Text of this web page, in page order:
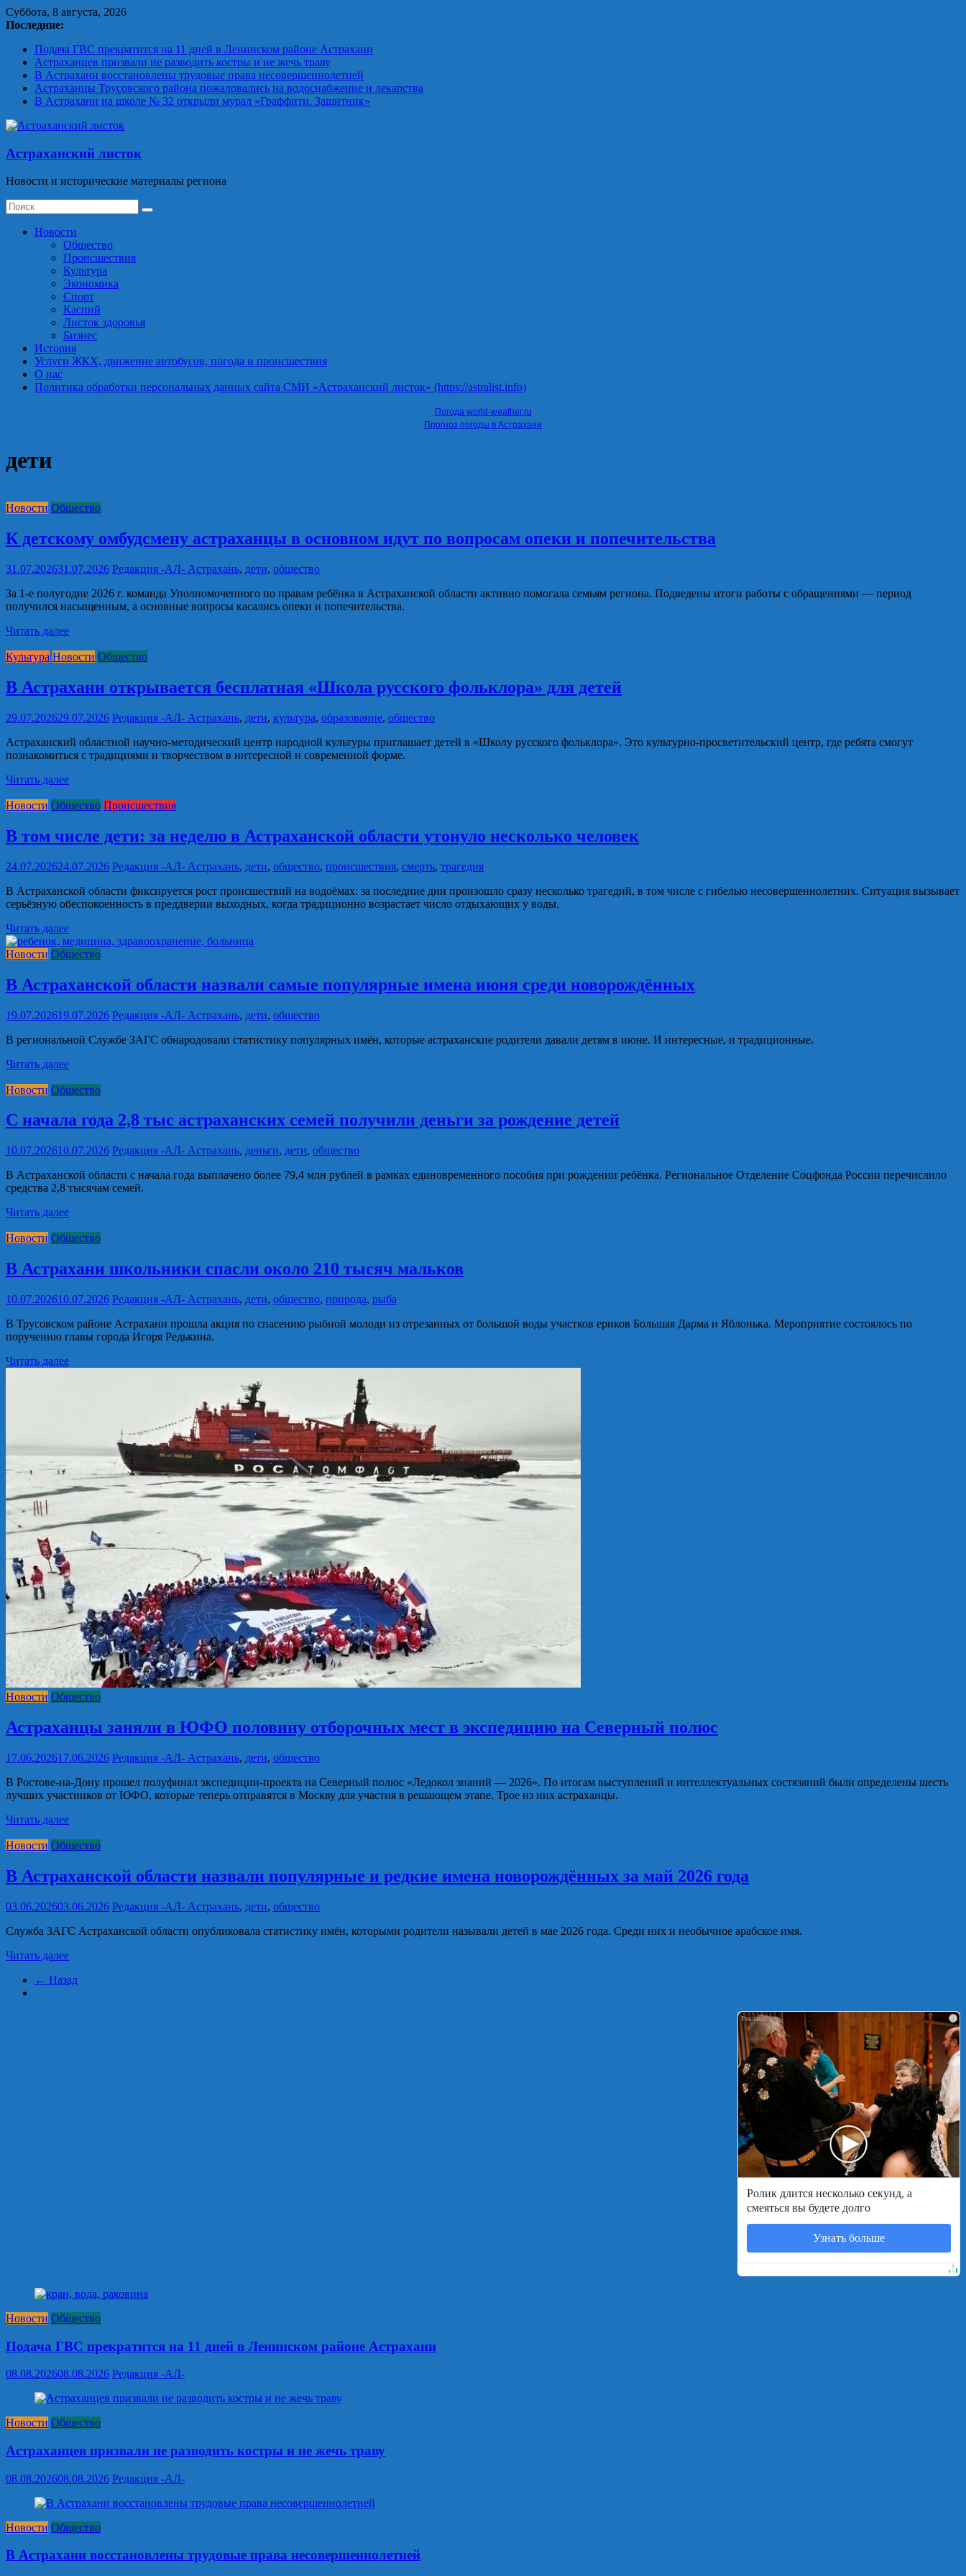
Skip
to
Суббота, 8 августа, 2026
Последние:
Подача ГВС прекратится на 11 дней в Ленинском районе Астрахани
Астраханцев призвали не разводить костры и не жечь траву
В Астрахани восстановлены трудовые права несовершеннолетней
Астраханцы Трусовского района пожаловались на водоснабжение и лекарства
В Астрахани на школе № 32 открыли мурал «Граффити. Защитник»
Астраханский листок
Новости и исторические материалы региона
Новости
Общество
Происшествия
Культура
Экономика
Спорт
Каспий
Листок здоровья
Бизнес
История
Услуги ЖКХ, движение автобусов, погода и происшествия
О нас
Политика обработки персональных данных сайта СМИ «Астраханский листок» (https://astralist.info)
Погода world-weather.ru
Прогноз погоды в Астрахани
дети
Новости Общество
К детскому омбудсмену астраханцы в основном идут по вопросам опеки и попечительства
31.07.202631.07.2026 Редакция -АЛ- Астрахань, дети, общество
За 1-е полугодие 2026 г. команда Уполномоченного по правам ребёнка в Астраханской области активно помогала семьям региона. Подведены итоги работы с обращениями — период
получился насыщенным, а основные вопросы касались опеки и попечительства.
Читать далее
Культура Новости Общество
В Астрахани открывается бесплатная «Школа русского фольклора» для детей
29.07.202629.07.2026 Редакция -АЛ- Астрахань, дети, культура, образование, общество
Астраханский областной научно-методический центр народной культуры приглашает детей в «Школу русского фольклора». Это культурно‑просветительский центр, где ребята смогут
познакомиться с традициями и творчеством в интересной и современной форме.
Читать далее
Новости Общество Происшествия
В том числе дети: за неделю в Астраханской области утонуло несколько человек
24.07.202624.07.2026 Редакция -АЛ- Астрахань, дети, общество, происшествия, смерть, трагедия
В Астраханской области фиксируется рост происшествий на водоёмах: за последние дни произошло сразу несколько трагедий, в том числе с гибелью несовершеннолетних. Ситуация вызывает
серьёзную обеспокоенность в преддверии выходных, когда традиционно возрастает число отдыхающих у воды.
Читать далее
Новости Общество
В Астраханской области назвали самые популярные имена июня среди новорождённых
19.07.202619.07.2026 Редакция -АЛ- Астрахань, дети, общество
В региональной Службе ЗАГС обнародовали статистику популярных имён, которые астраханские родители давали детям в июне. И интересные, и традиционные.
Читать далее
Новости Общество
С начала года 2,8 тыс астраханских семей получили деньги за рождение детей
10.07.202610.07.2026 Редакция -АЛ- Астрахань, деньги, дети, общество
В Астраханской области с начала года выплачено более 79,4 млн рублей в рамках единовременного пособия при рождении ребёнка. Региональное Отделение Соцфонда России перечислило
средства 2,8 тысячам семей.
Читать далее
Новости Общество
В Астрахани школьники спасли около 210 тысяч мальков
10.07.202610.07.2026 Редакция -АЛ- Астрахань, дети, общество, природа, рыба
В Трусовском районе Астрахани прошла акция по спасению рыбной молоди из отрезанных от большой воды участков ериков Большая Дарма и Яблонька. Мероприятие состоялось по
поручению главы города Игоря Редькина.
Читать далее
Новости Общество
Астраханцы заняли в ЮФО половину отборочных мест в экспедицию на Северный полюс
17.06.202617.06.2026 Редакция -АЛ- Астрахань, дети, общество
В Ростове-на-Дону прошел полуфинал экспедиции-проекта на Северный полюс «Ледокол знаний — 2026». По итогам выступлений и интеллектуальных состязаний были определены шесть
лучших участников от ЮФО, которые теперь отправятся в Москву для участия в решающем этапе. Трое из них астраханцы.
Читать далее
Новости Общество
В Астраханской области назвали популярные и редкие имена новорождённых за май 2026 года
03.06.202603.06.2026 Редакция -АЛ- Астрахань, дети, общество
Служба ЗАГС Астраханской области опубликовала статистику имён, которыми родители называли детей в мае 2026 года. Среди них и необычное арабское имя.
Читать далее
← Назад
i
Ролик длится несколько секунд, а
смеяться вы будете долго
Узнать больше
Новости Общество
Подача ГВС прекратится на 11 дней в Ленинском районе Астрахани
08.08.202608.08.2026 Редакция -АЛ-
Новости Общество
Астраханцев призвали не разводить костры и не жечь траву
08.08.202608.08.2026 Редакция -АЛ-
Новости Общество
В Астрахани восстановлены трудовые права несовершеннолетней